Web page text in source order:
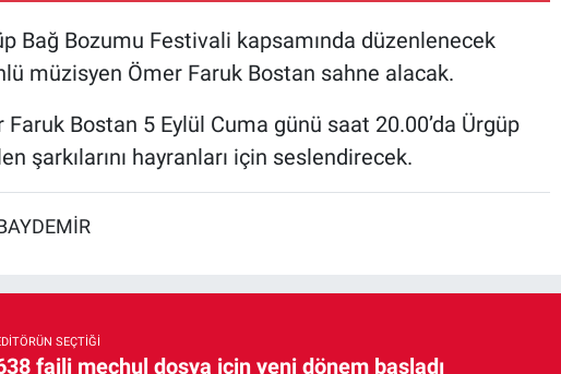
Bağ Bozumu Festivali kapsamında düzenlenecek
müzisyen Ömer Faruk Bostan sahne alacak.
Bostan 5 Eylül Cuma günü saat 20.00’da Ürgüp
şarkılarını hayranları için seslendirecek.
SEÇTIĞI
faili meçhul dosya için yeni dönem başladı